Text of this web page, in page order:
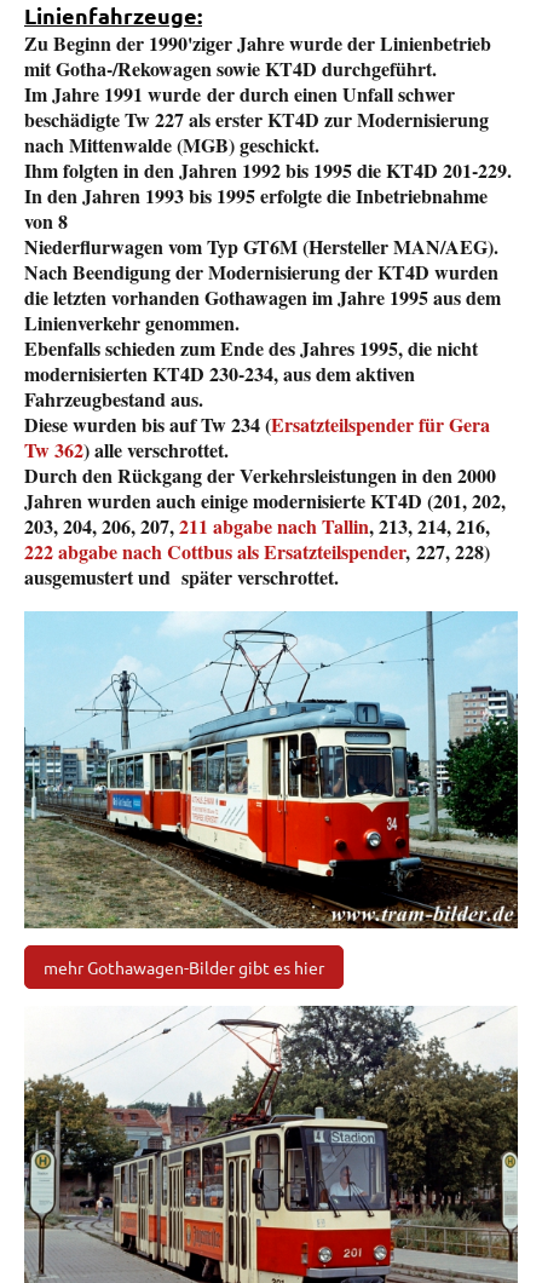
Linienfahrzeuge:
Zu Beginn der 1990'ziger Jahre wurde der Linienbetrieb
mit Gotha-/Rekowagen sowie KT4D durchgeführt.
Im Jahre 1991 wurde der durch einen Unfall schwer
beschädigte Tw 227 als erster KT4D zur Modernisierung
nach Mittenwalde (MGB) geschickt.
Ihm folgten in den Jahren 1992 bis 1995 die KT4D 201-229.
In den Jahren 1993 bis 1995 erfolgte die Inbetriebnahme
von 8
Niederflurwagen vom Typ GT6M (Hersteller MAN/AEG).
Nach Beendigung der Modernisierung der KT4D wurden
die letzten vorhanden Gothawagen im Jahre 1995 aus dem
Linienverkehr genommen.
Ebenfalls schieden zum Ende des Jahres 1995, die nicht
modernisierten KT4D 230-234, aus dem aktiven
Fahrzeugbestand aus.
Diese wurden bis auf Tw 234 (Ersatzteilspender für Gera
Tw 362) alle verschrottet.
Durch den Rückgang der Verkehrsleistungen in den 2000
Jahren wurden auch einige modernisierte KT4D (201, 202,
203, 204, 206, 207,211 abgabe nach Tallin, 213, 214, 216,
222 abgabe nach Cottbus als Ersatzteilspender, 227, 228)
ausgemustert und später verschrottet.
mehr Gothawagen-Bilder gibt es hier